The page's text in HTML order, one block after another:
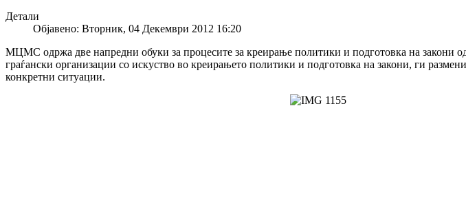
Детали
Објавено: Вторник, 04 Декември 2012 16:20
МЦМС одржа две напредни обуки за процесите за креирање политики и подготовка на закони
граѓански организации со искуство во креирањето политики и подготовка на закони, ги
конкретни ситуации.